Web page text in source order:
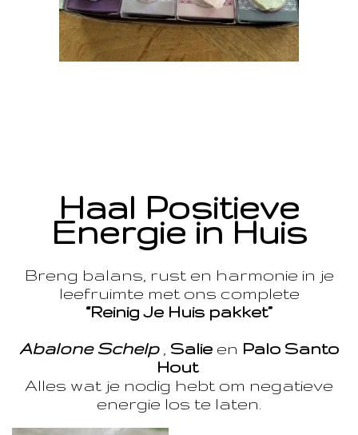
Haal Positieve
Energie in Huis
Breng balans, rust en harmonie in je
leefruimte met ons complete
“Reinig Je Huis pakket”
Abalone Schelp, Salie en Palo Santo
Hout
Alles wat je nodig hebt om negatieve
energie los te laten.